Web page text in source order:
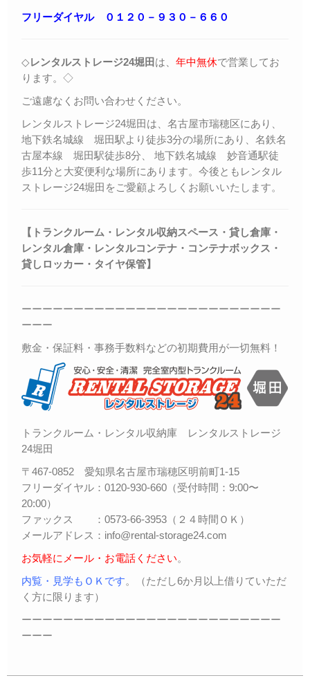
フリーダイヤル ０１２０－９３０－６６０
◇レンタルストレージ24堀田 は、 年中無休で営業してお
ります。◇
ご遠慮なくお問い合わせください。
レンタルストレージ24堀田は、名古屋市瑞穂区にあり、
地下鉄名城線 堀田駅より徒歩3分の場所にあり、名鉄名
古屋本線 堀田駅徒歩8分、 地下鉄名城線 妙音通駅徒
歩11分と大変便利な場所にあります。今後ともレンタル
ストレージ24堀田をご愛顧よろしくお願いいたします。
【トランクルーム・レンタル収納スペース・貸し倉庫・
レンタル倉庫・レンタルコンテナ・コンテナボックス・
貸しロッカー・ タイヤ保管】
ーーーーーーーーーーーーーーーーーーーーーーーーー
ーーー
敷金・保証料・事務手数料などの初期費用が一切無料！
トランクルーム・レンタル収納庫 レンタルストレージ
24堀田
〒467-0852 愛知県名古屋市瑞穂区明前町1-15
フリーダイヤル：0120-930-660（受付時間：9:00〜
20:00）
ファックス ：0573-66-3953（２４時間ＯＫ）
メールアドレス：info@rental-storage24.com
お気軽にメール・お電話ください。
内覧・見学もＯＫです。（ただし6か月以上借りていただ
く方に限ります）
ーーーーーーーーーーーーーーーーーーーーーーーーー
ーーー